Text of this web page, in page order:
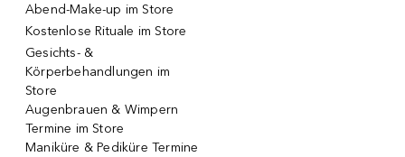
Abend-Make-up im Store
Kostenlose Rituale im Store
Gesichts- &
Körperbehandlungen im
Store
Augenbrauen & Wimpern
Termine im Store
Maniküre & Pediküre Termine